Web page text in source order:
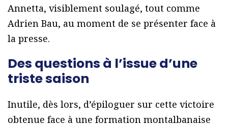
Annetta, visiblement soulagé, tout comme
Adrien Bau, au moment de se présenter face à
la presse.
Des questions à l’issue d’une
triste saison
Inutile, dès lors, d’épiloguer sur cette victoire
obtenue face à une formation montalbanaise